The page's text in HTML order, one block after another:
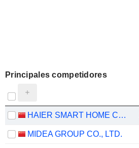
Principales competidores
HAIER SMART HOME CO., LTD.
MIDEA GROUP CO., LTD.